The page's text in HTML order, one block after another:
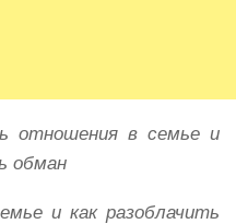
и как разоблачить